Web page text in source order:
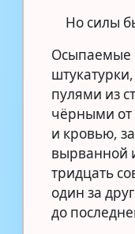
Но силы
Осыпаемые
пулями из
чёрными от
и кровью,
вырванной
тридцать
один за
до